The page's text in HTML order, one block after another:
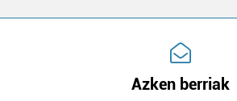
Azken berriak